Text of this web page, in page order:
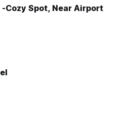
-Cozy Spot, Near Airport